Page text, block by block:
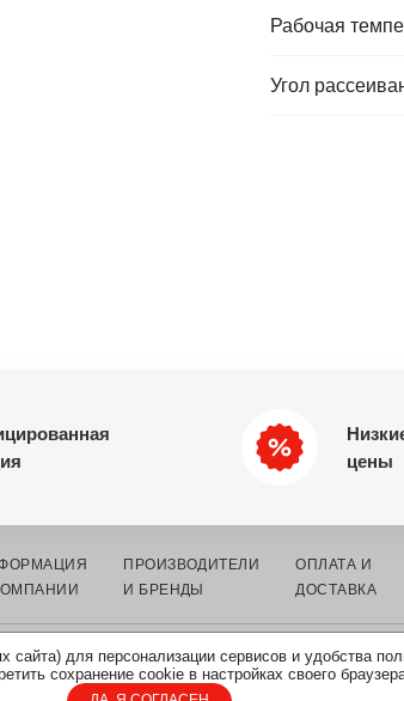
Рабочая
Угол
цены
для персонализации сервисов и удобства
сохранение cookie в настройках своего
ПРОИЗВОДИТЕЛИ
И БРЕНДЫ
ОПЛАТА И
ДОСТАВКА
КАРТА
САЙТА
ПОЛИТИКА ОБРАБОТКИ
ПЕРСОНАЛЬНЫХ ДАННЫХ